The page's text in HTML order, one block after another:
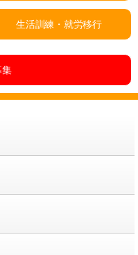
生活訓練・就労移行
集